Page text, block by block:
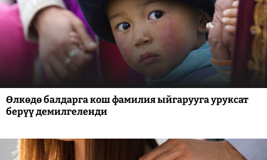
Өлкөдө балдарга кош фамилия ыйгарууга уруксат
берүү демилгеленди